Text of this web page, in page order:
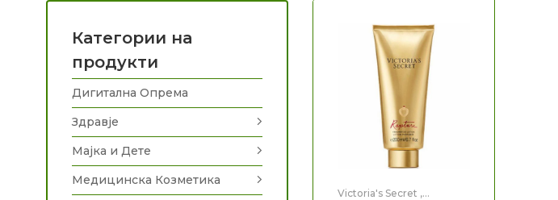
Victoria's Secret ,
Категории на
продукти
Дигитална Опрема
Здравје
Мајка и Дете
Медицинска Козметика